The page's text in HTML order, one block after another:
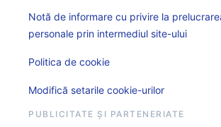
Notă de informare cu privire la
personale prin intermediul site-ului
Politica de cookie
Modifică setarile cookie-urilor
PUBLICITATE ȘI PARTENERIATE